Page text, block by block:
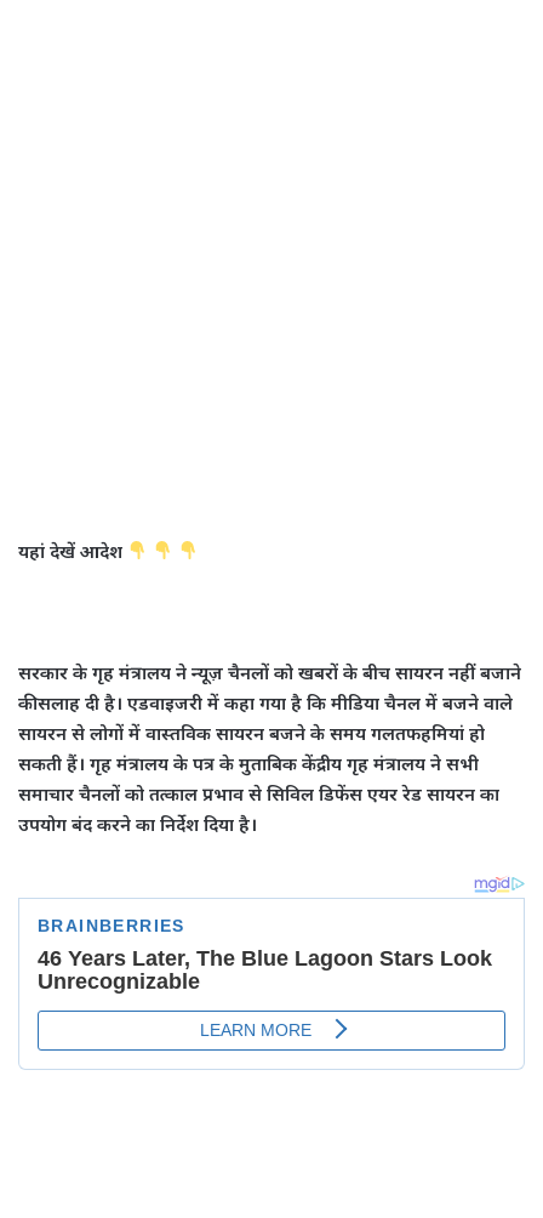
यहां देखें आदेश
सरकार के गृह मंत्रालय ने न्यूज़ चैनलों को खबरों के बीच सायरन नहीं बजाने
की सलाह दी है। एडवाइजरी में कहा गया है कि मीडिया चैनल में बजने वाले
सायरन से लोगों में वास्तविक सायरन बजने के समय गलतफहमियां हो
सकती हैं। गृह मंत्रालय के पत्र के मुताबिक केंद्रीय गृह मंत्रालय ने सभी
समाचार चैनलों को तत्काल प्रभाव से सिविल डिफेंस एयर रेड सायरन का
उपयोग बंद करने का निर्देश दिया है।